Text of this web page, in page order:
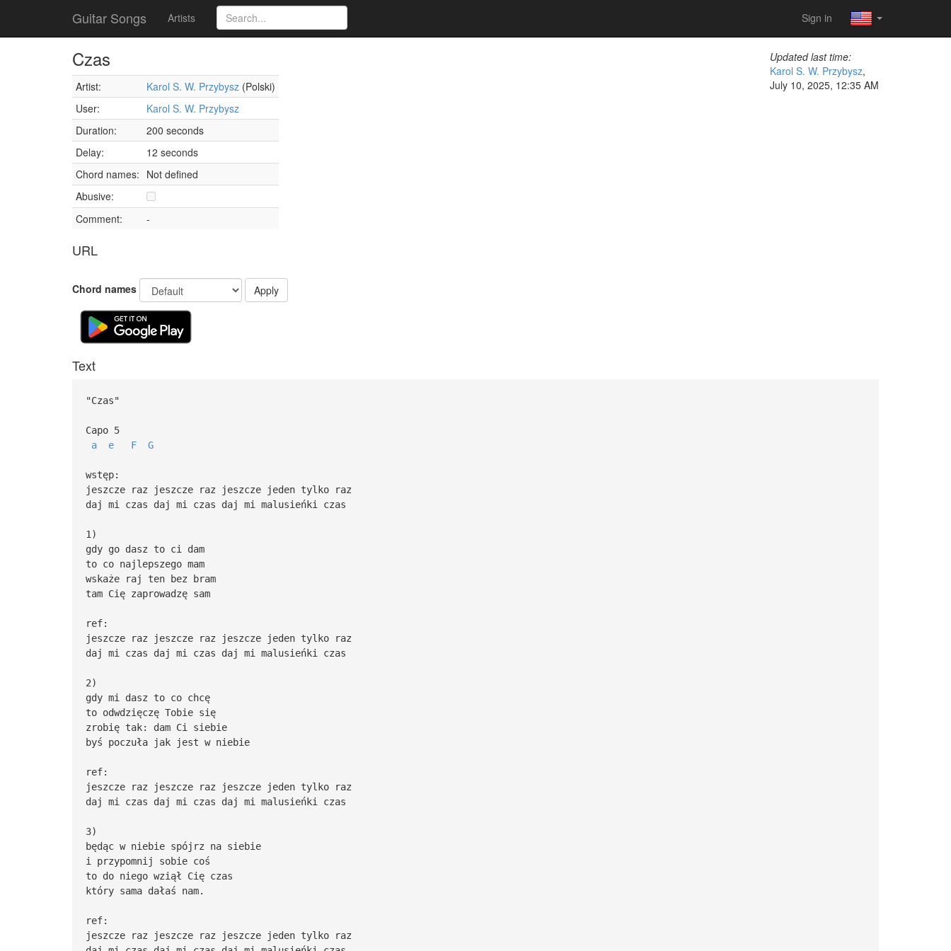
Guitar Songs Artists Sign in
Czas
Artist: Karol S. W. Przybysz (Polski)
User:
Karol S. W. Przybysz
Duration:
200 seconds
Delay:
12 seconds
Chord names: Not defined
Abusive:
Comment:
-
URL
Updated last time:
Karol S. W. Przybysz,
July 10, 2025, 12:35 AM
Chord names Apply
Text
"Czas"
Capo 5
a
e F G
wstęp:
jeszcze raz jeszcze raz jeszcze jeden tylko raz
daj mi czas daj mi czas daj mi malusieńki czas
1)
gdy go dasz to ci dam
to co najlepszego mam
wskaże raj ten bez bram
tam Cię zaprowadzę sam
ref:
jeszcze raz jeszcze raz jeszcze jeden tylko raz
daj mi czas daj mi czas daj mi malusieńki czas
2)
gdy mi dasz to co chcę
to odwdzięczę Tobie się
zrobię tak: dam Ci siebie
byś poczuła jak jest w niebie
ref:
jeszcze raz jeszcze raz jeszcze jeden tylko raz
daj mi czas daj mi czas daj mi malusieńki czas
3)
będąc w niebie spójrz na siebie
i przypomnij sobie coś
to do niego wziął Cię czas
który sama dałaś nam.
ref:
jeszcze raz jeszcze raz jeszcze jeden tylko raz